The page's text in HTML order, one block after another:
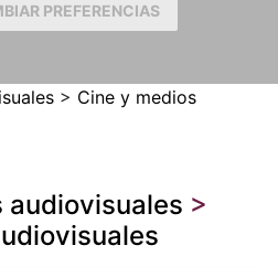
PREFERENCIAS
> Cine y medios
audiovisuales >